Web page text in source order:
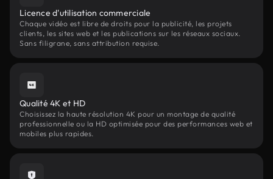
Licence d'utilisation commerciale
Chaque vidéo est libre de droits pour la publicité, les projets
clients, les sites web et les publications sur les réseaux sociaux.
Sans filigrane, sans attribution requise.
Qualité 4K et HD
Choisissez la haute résolution 4K pour un montage de qualité
professionnelle ou la HD optimisée pour des performances web et
mobiles plus rapides.